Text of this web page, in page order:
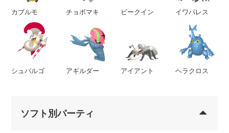
カブルモ チョボマキ ビークイン イワパレス
シュバルゴ アギルダー アイアント ヘラクロス
ソフト別パーティ